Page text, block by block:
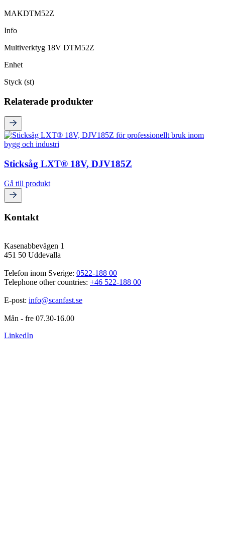
MAKDTM52Z
Info
Multiverktyg 18V DTM52Z
Enhet
Styck (st)
Relaterade produkter
Sticksåg LXT® 18V, DJV185Z
Gå till produkt
Kontakt
Kasenabbevägen 1
451 50 Uddevalla
Telefon inom Sverige: 0522-188 00
Telephone other countries: +46 522-188 00
E-post: info@scanfast.se
Mån - fre 07.30-16.00
LinkedIn